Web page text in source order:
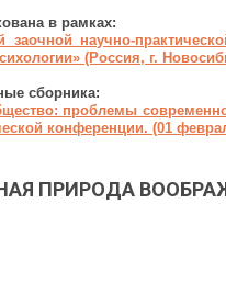
в рамках:
заочной научно-
(Россия, г.
сборника:
проблемы
конференции. (01
ПРИРОДА